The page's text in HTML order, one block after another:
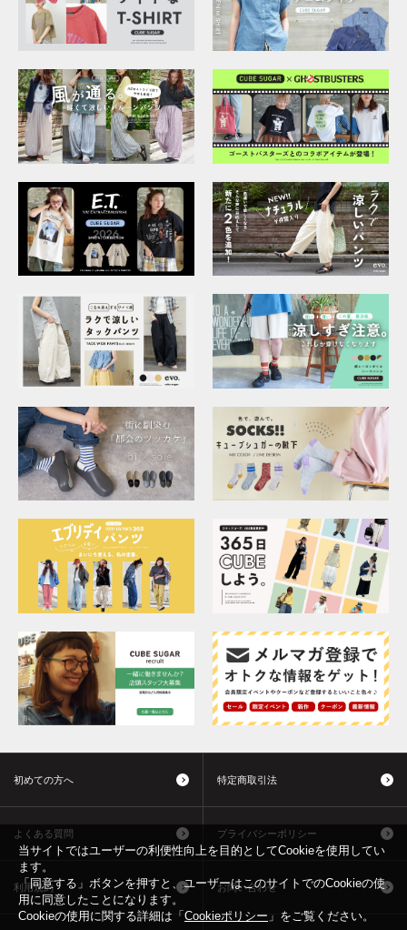
初めての方へ 特定商取引法
よくある質問 プライバシーポリシー
利用規約 お問い合わせ
当サイトではユーザーの利便性向上を目的としてCookieを使用してい
ます。
「同意する」ボタンを押すと、ユーザーはこのサイトでのCookieの使
用に同意したことになります。
Cookieの使用に関する詳細は「 Cookieポリシー 」をご覧ください。